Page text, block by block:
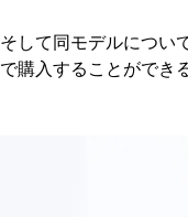
そして同モデルについ
で購入することができ